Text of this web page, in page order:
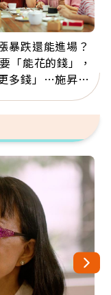
暴跌還能進場？
「能花的錢」，
多錢」…施昇
休族最適合這種股